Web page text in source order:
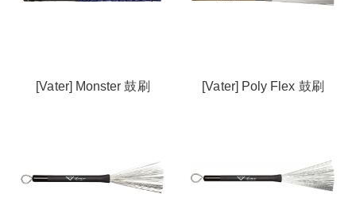
[Vater] Monster 鼓刷 [Vater] Poly Flex 鼓刷